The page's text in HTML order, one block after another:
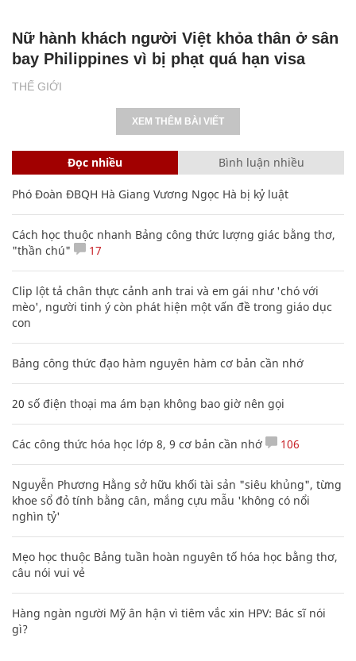
THẾ GIỚI
Nữ hành khách người Việt khỏa thân ở sân
bay Philippines vì bị phạt quá hạn visa
XEM THÊM BÀI VIẾT
Đọc nhiều Bình luận nhiều
Phó Đoàn ĐBQH Hà Giang Vương Ngọc Hà bị kỷ luật
Cách học thuộc nhanh Bảng công thức lượng giác bằng thơ,
"thần chú"
17
Clip lột tả chân thực cảnh anh trai và em gái như 'chó với
mèo', người tinh ý còn phát hiện một vấn đề trong giáo dục
con
Bảng công thức đạo hàm nguyên hàm cơ bản cần nhớ
20 số điện thoại ma ám bạn không bao giờ nên gọi
Các công thức hóa học lớp 8, 9 cơ bản cần nhớ 106
Nguyễn Phương Hằng sở hữu khối tài sản "siêu khủng", từng
khoe sổ đỏ tính bằng cân, mắng cựu mẫu 'không có nổi
nghìn tỷ'
Mẹo học thuộc Bảng tuần hoàn nguyên tố hóa học bằng thơ,
câu nói vui vẻ
Hàng ngàn người Mỹ ân hận vì tiêm vắc xin HPV: Bác sĩ nói
gì?